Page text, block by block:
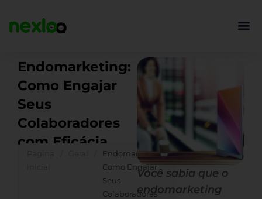
para
Endomarketing:
Como Engajar
Seus
Colaboradores
com Eficácia
Endomarketing:
Como Engajar
Seus
Colaboradores
Você sabia que o
endomarketing